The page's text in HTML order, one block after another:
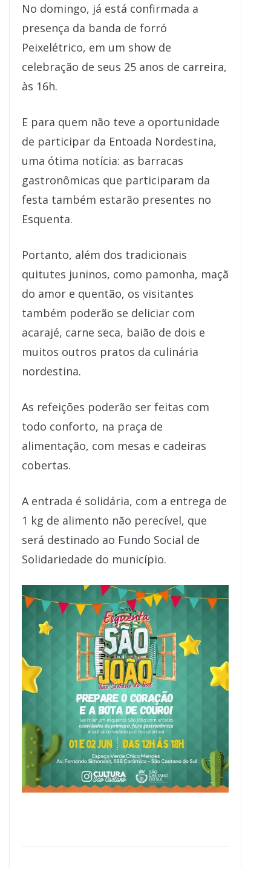
No domingo, já está confirmada a
presença da banda de forró
Peixelétrico, em um show de
celebração de seus 25 anos de carreira,
às 16h.
E para quem não teve a oportunidade
de participar da Entoada Nordestina,
uma ótima notícia: as barracas
gastronômicas que participaram da
festa também estarão presentes no
Esquenta.
Portanto, além dos tradicionais
quitutes juninos, como pamonha, maçã
do amor e quentão, os visitantes
também poderão se deliciar com
acarajé, carne seca, baião de dois e
muitos outros pratos da culinária
nordestina.
As refeições poderão ser feitas com
todo conforto, na praça de
alimentação, com mesas e cadeiras
cobertas.
A entrada é solidária, com a entrega de
1 kg de alimento não perecível, que
será destinado ao Fundo Social de
Solidariedade do município.